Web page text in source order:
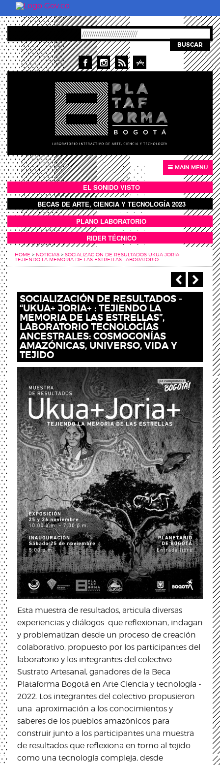
Pasar al contenido principal
BUSCAR
MAIN MENU
BOTÓN SONIDO VISTO
EL SONIDO VISTO
BOTON DOMO LLENO
BECAS DE ARTE, CIENCIA Y TECNOLOGÍA 2023
ANEXOS
PLANO LABORATORIO
RIDER TÉCNICO
HOME > NOTICIAS > SOCIALIZACION DE RESULTADOS UKUA JORIA
TEJIENDO LA MEMORIA DE LAS ESTRELLAS LABORATORIO
‹
SOCIALIZACIÓN DE RESULTADOS -
“UKUA+ JORIA+ : TEJIENDO LA
MEMORIA DE LAS ESTRELLAS”,
LABORATORIO TECNOLOGÍAS
ANCESTRALES: COSMOGONÍAS
AMAZÓNICAS, UNIVERSO, VIDA Y
TEJIDO
Esta muestra de resultados, articula diversas
experiencias y diálogos que reflexionan, indagan
y problematizan desde un proceso de creación
colaborativo, propuesto por los participantes del
laboratorio y los integrantes del colectivo
Sustrato Artesanal, ganadores de la Beca
Plataforma Bogotá en Arte Ciencia y tecnología -
2022. Los integrantes del colectivo propusieron
una aproximación a los conocimientos y
saberes de los pueblos amazónicos para
construir junto a los participantes una muestra
de resultados que reflexiona en torno al tejido
como una tecnología compleja, desde